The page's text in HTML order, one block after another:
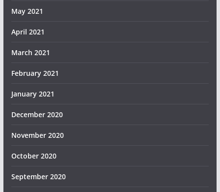
May 2021
April 2021
March 2021
February 2021
January 2021
December 2020
November 2020
October 2020
September 2020